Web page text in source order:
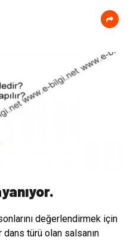
değerlendirmek için
türü olan salsanın